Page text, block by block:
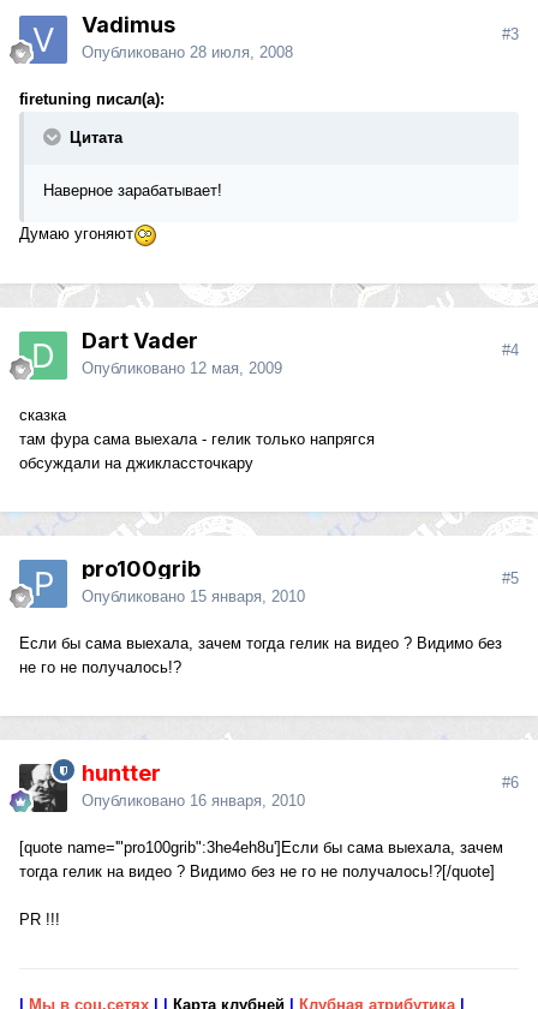
Vadimus
Опубликовано 28 июля, 2008
#3
firetuning писал(а):
Цитата
Наверное зарабатывает!
Думаю угоняют
Dart Vader
Опубликовано 12 мая, 2009
#4
сказка
там фура сама выехала - гелик только напрягся
обсуждали на джиклассточкару
pro100grib
Опубликовано 15 января, 2010
#5
Если бы сама выехала, зачем тогда гелик на видео ? Видимо без
не го не получалось!?
huntter
Опубликовано 16 января, 2010
#6
[quote name='"pro100grib":3he4eh8u']Если бы сама выехала, зачем
тогда гелик на видео ? Видимо без не го не получалось!?[/quote]
PR !!!
Мы в соц.сетях Карта клубней Клубная атрибутика|